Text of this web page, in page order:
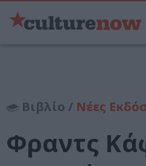
Βιβλίο / Νέες
Φραντς